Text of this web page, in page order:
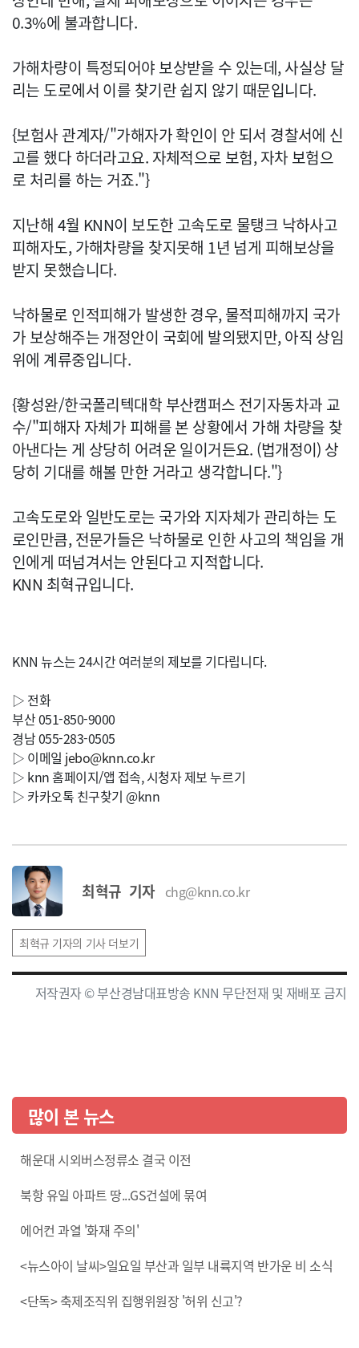
0.3%에 불과합니다.
가해차량이 특정되어야 보상받을 수 있는데, 사실상 달
리는 도로에서 이를 찾기란 쉽지 않기 때문입니다.
{보험사 관계자/"가해자가 확인이 안 되서 경찰서에 신
고를 했다 하더라고요. 자체적으로 보험, 자차 보험으
로 처리를 하는 거죠."}
지난해 4월 KNN이 보도한 고속도로 물탱크 낙하사고
피해자도, 가해차량을 찾지못해 1년 넘게 피해보상을
받지 못했습니다.
낙하물로 인적피해가 발생한 경우, 물적피해까지 국가
가 보상해주는 개정안이 국회에 발의됐지만, 아직 상임
위에 계류중입니다.
{황성완/한국폴리텍대학 부산캠퍼스 전기자동차과 교
수/"피해자 자체가 피해를 본 상황에서 가해 차량을 찾
아낸다는 게 상당히 어려운 일이거든요. (법개정이) 상
당히 기대를 해볼 만한 거라고 생각합니다."}
고속도로와 일반도로는 국가와 지자체가 관리하는 도
로인만큼, 전문가들은 낙하물로 인한 사고의 책임을 개
인에게 떠넘겨서는 안된다고 지적합니다.
KNN 최혁규입니다.
KNN 뉴스는 24시간 여러분의 제보를 기다립니다.
▷ 전화
부산 051-850-9000
경남 055-283-0505
▷ 이메일 jebo@knn.co.kr
▷ knn 홈페이지/앱 접속, 시청자 제보 누르기
▷ 카카오톡 친구찾기 @knn
최혁규 기자 chg@knn.co.kr
최혁규 기자의 기사 더보기
저작권자 © 부산경남대표방송 KNN 무단전재 및 재배포 금지
많이 본 뉴스
해운대 시외버스정류소 결국 이전
북항 유일 아파트 땅...GS건설에 묶여
에어컨 과열 '화재 주의'
<뉴스아이 날씨>일요일 부산과 일부 내륙지역 반가운 비 소식
<단독> 축제조직위 집행위원장 '허위 신고'?